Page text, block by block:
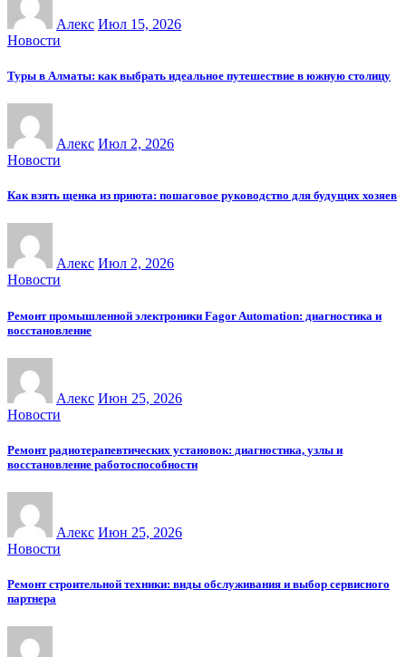
Алекс Июл 15, 2026
Новости
Туры в Алматы: как выбрать идеальное путешествие в южную столицу
Алекс Июл 2, 2026
Новости
Как взять щенка из приюта: пошаговое руководство для будущих хозяев
Алекс Июл 2, 2026
Новости
Ремонт промышленной электроники Fagor Automation: диагностика и
восстановление
Алекс Июн 25, 2026
Новости
Ремонт радиотерапевтических установок: диагностика, узлы и
восстановление работоспособности
Алекс Июн 25, 2026
Новости
Ремонт строительной техники: виды обслуживания и выбор сервисного
партнера